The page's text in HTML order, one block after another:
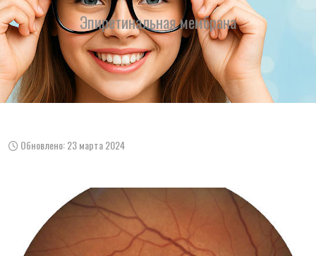
Эпиретинальная мембрана
Обновлено: 23 марта 2024